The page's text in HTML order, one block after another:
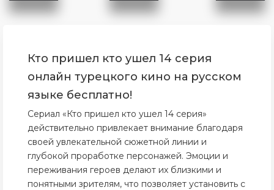
Кто пришел кто ушел 14 серия
онлайн турецкого кино на русском
языке бесплатно!
Сериал «Кто пришел кто ушел 14 серия»
действительно привлекает внимание благодаря
своей увлекательной сюжетной линии и
глубокой проработке персонажей. Эмоции и
переживания героев делают их близкими и
понятными зрителям, что позволяет установить с